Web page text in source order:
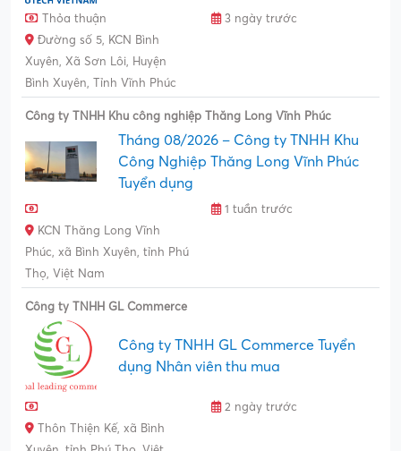
Thỏa thuận
3 ngày trước
Đường số 5, KCN Bình
Xuyên, Xã Sơn Lôi, Huyện
Bình Xuyên, Tỉnh Vĩnh Phúc
Công ty TNHH Khu công nghiệp Thăng Long Vĩnh Phúc
Tháng 08/2026 – Công ty TNHH Khu
Công Nghiệp Thăng Long Vĩnh Phúc
Tuyển dụng
1 tuần trước
KCN Thăng Long Vĩnh
Phúc, xã Bình Xuyên, tỉnh Phú
Thọ, Việt Nam
Công ty TNHH GL Commerce
Công ty TNHH GL Commerce Tuyển
dụng Nhân viên thu mua
2 ngày trước
Thôn Thiện Kế, xã Bình